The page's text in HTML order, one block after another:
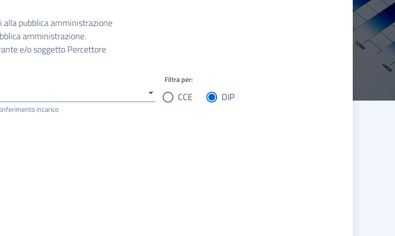
pubblica amministrazione
amministrazione.
e/o soggetto Percettore
incarico
Filtra per:
CCE DIP